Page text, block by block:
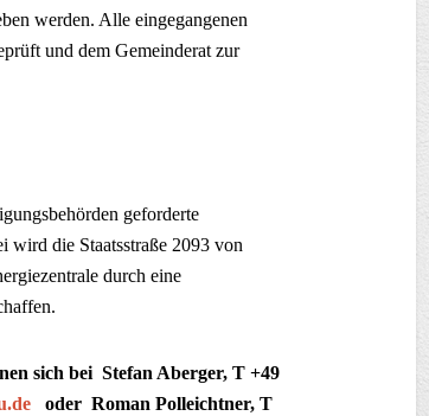
werden. Alle eingegangenen
und dem Gemeinderat zur
geforderte
wird die Staatsstraße 2093 von
durch eine
sich bei Stefan Aberger, T +49
oder Roman Polleichtner, T